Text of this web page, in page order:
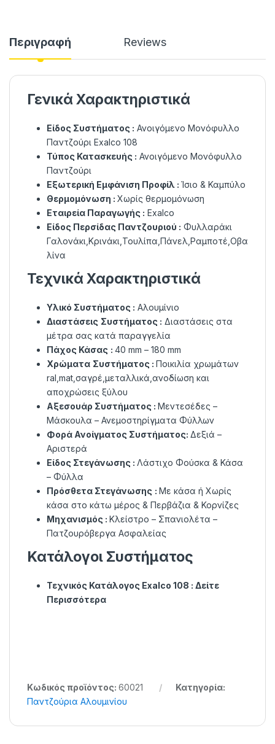
Περιγραφή Reviews
Γενικά Χαρακτηριστικά
Είδος Συστήματος : Ανοιγόμενο Μονόφυλλο
Παντζούρι Exalco 108
Τύπος Κατασκευής : Ανοιγόμενο Μονόφυλλο
Παντζούρι
Εξωτερική Εμφάνιση Προφίλ : Ίσιο & Καμπύλο
Θερμομόνωση : Χωρίς θερμομόνωση
Εταιρεία Παραγωγής : Exalco
Είδος Περσίδας Παντζουριού : Φυλλαράκι
Γαλονάκι,Κρινάκι,Τουλίπα,Πάνελ,Ραμποτέ,Οβα
λίνα
Τεχνικά Χαρακτηριστικά
Υλικό Συστήματος : Αλουμίνιο
Διαστάσεις Συστήματος : Διαστάσεις στα
μέτρα σας κατά παραγγελία
Πάχος Κάσας : 40 mm – 180 mm
Χρώματα Συστήματος : Ποικιλία χρωμάτων
ral,mat,σαγρέ,μεταλλικά,ανοδίωση και
αποχρώσεις ξύλου
Αξεσουάρ Συστήματος : Μεντεσέδες –
Μάσκουλα – Ανεμοστηρίγματα Φύλλων
Φορά Ανοίγματος Συστήματος: Δεξιά –
Αριστερά
Είδος Στεγάνωσης : Λάστιχο Φούσκα & Κάσα
– Φύλλα
Πρόσθετα Στεγάνωσης : Με κάσα ή Χωρίς
κάσα στο κάτω μέρος & Περβάζια & Κορνίζες
Μηχανισμός : Κλείστρο – Σπανιολέτα –
Πατζουρόβεργα Ασφαλείας
Κατάλογοι Συστήματος
Τεχνικός Κατάλογος Exalco 108 : Δείτε
Περισσότερα
Κωδικός προϊόντος: 60021
Κατηγορία:
Παντζούρια Αλουμινίου